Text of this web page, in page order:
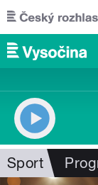
Přejít k hlavnímu
Sport